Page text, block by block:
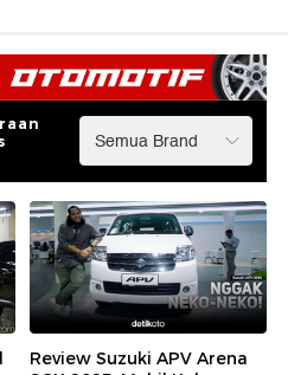
Review Suzuki APV Arena